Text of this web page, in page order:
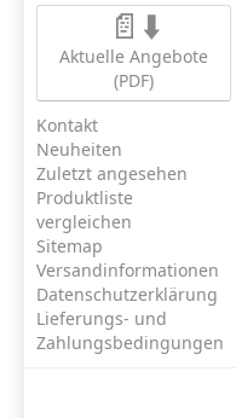
📄⬇️
Aktuelle Angebote
(PDF)
Kontakt
Neuheiten
Zuletzt angesehen
Produktliste
vergleichen
Sitemap
Versandinformationen
Datenschutzerklärung
Lieferungs- und
Zahlungsbedingungen